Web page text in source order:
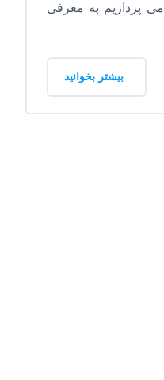
پردازیم به معرفی
بیشتر بخوانید